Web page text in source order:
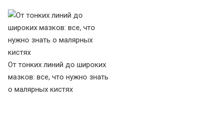
От тонких линий до широких
мазков: все, что нужно знать
о малярных кистях